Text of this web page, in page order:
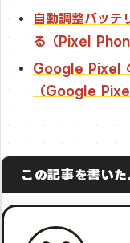
自動調整バッテ
る（Pixel
Google Pixel
（Google
この記事を書いた